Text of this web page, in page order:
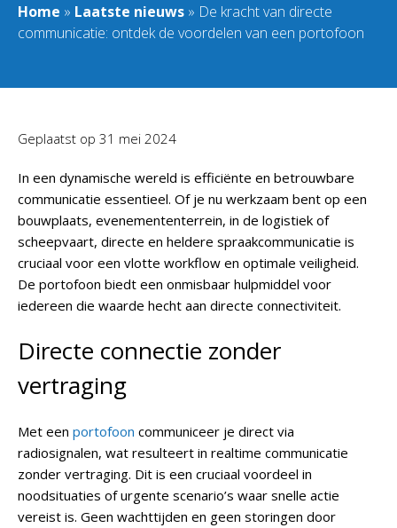
Home » Laatste nieuws » De kracht van directe
communicatie: ontdek de voordelen van een portofoon
Geplaatst op 31 mei 2024
In een dynamische wereld is efficiënte en betrouwbare
communicatie essentieel. Of je nu werkzaam bent op een
bouwplaats, evenemententerrein, in de logistiek of
scheepvaart, directe en heldere spraakcommunicatie is
cruciaal voor een vlotte workflow en optimale veiligheid.
De portofoon biedt een onmisbaar hulpmiddel voor
iedereen die waarde hecht aan directe connectiviteit.
Directe connectie zonder
vertraging
Met een portofoon communiceer je direct via
radiosignalen, wat resulteert in realtime communicatie
zonder vertraging. Dit is een cruciaal voordeel in
noodsituaties of urgente scenario’s waar snelle actie
vereist is. Geen wachttijden en geen storingen door